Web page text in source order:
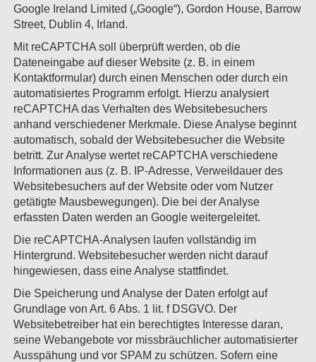
Google Ireland Limited („Google“), Gordon House, Barrow
Street, Dublin 4, Irland.
Mit reCAPTCHA soll überprüft werden, ob die
Dateneingabe auf dieser Website (z. B. in einem
Kontaktformular) durch einen Menschen oder durch ein
automatisiertes Programm erfolgt. Hierzu analysiert
reCAPTCHA das Verhalten des Websitebesuchers
anhand verschiedener Merkmale. Diese Analyse beginnt
automatisch, sobald der Websitebesucher die Website
betritt. Zur Analyse wertet reCAPTCHA verschiedene
Informationen aus (z. B. IP-Adresse, Verweildauer des
Websitebesuchers auf der Website oder vom Nutzer
getätigte Mausbewegungen). Die bei der Analyse
erfassten Daten werden an Google weitergeleitet.
Die reCAPTCHA-Analysen laufen vollständig im
Hintergrund. Websitebesucher werden nicht darauf
hingewiesen, dass eine Analyse stattfindet.
Die Speicherung und Analyse der Daten erfolgt auf
Grundlage von Art. 6 Abs. 1 lit. f DSGVO. Der
Websitebetreiber hat ein berechtigtes Interesse daran,
seine Webangebote vor missbräuchlicher automatisierter
Ausspähung und vor SPAM zu schützen. Sofern eine